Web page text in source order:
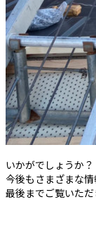
いかがでしょうか？
今後もさまざまな
最後までご覧いただ